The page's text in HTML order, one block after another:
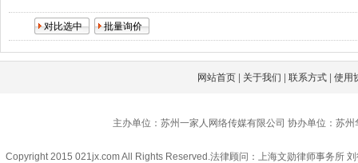
网站首页 关于我们 |联系方式 |使用
主办单位：苏州一家人网络传媒有限公司 协办单位：苏
Copyright 2015 021jx.com All Rights Reserved.法律顾问：上海文勋律师事务所